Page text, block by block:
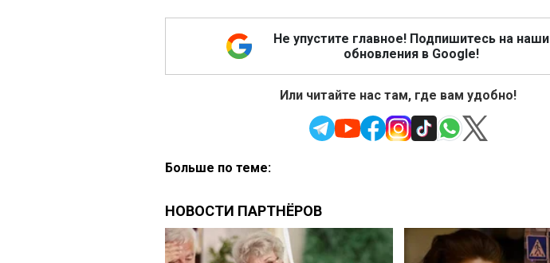
Не упустите главное! Подпишитесь на наши
обновления в Google!
Или читайте нас там, где вам удобно!
Больше по теме: